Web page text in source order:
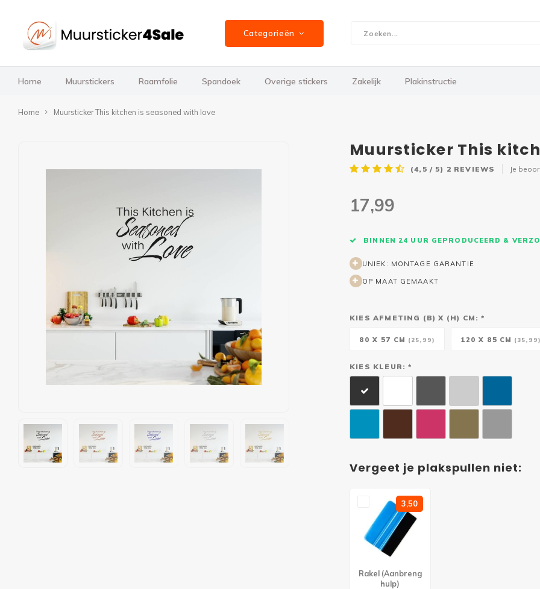
Categorieën
Home Muurstickers Raamfolie Spandoek Overige stickers Zakelijk Plakinstructie
Home Muursticker This kitchen is seasoned with love
Muursticker This
(4,5 / 5) 2 REVIEWS Je
17,99
BINNEN 24 UUR GEPRODUCEERD &
UNIEK: MONTAGE GARANTIE
OP MAAT GEMAAKT
KIES AFMETING (B) X (H) CM: *
80 X 57 CM (25,99) 120 X 85 CM (35,99)
KIES KLEUR: *
Vergeet je plakspullen niet:
3,50
Rakel (Aanbreng
hulp)